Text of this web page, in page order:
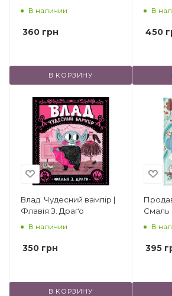
В наличии
360 грн
В КОРЗИНУ
В
450
Влад. Чудесний вампір |
Флавія З. Драґо
В наличии
350 грн
В КОРЗИНУ
Смаль
В
395